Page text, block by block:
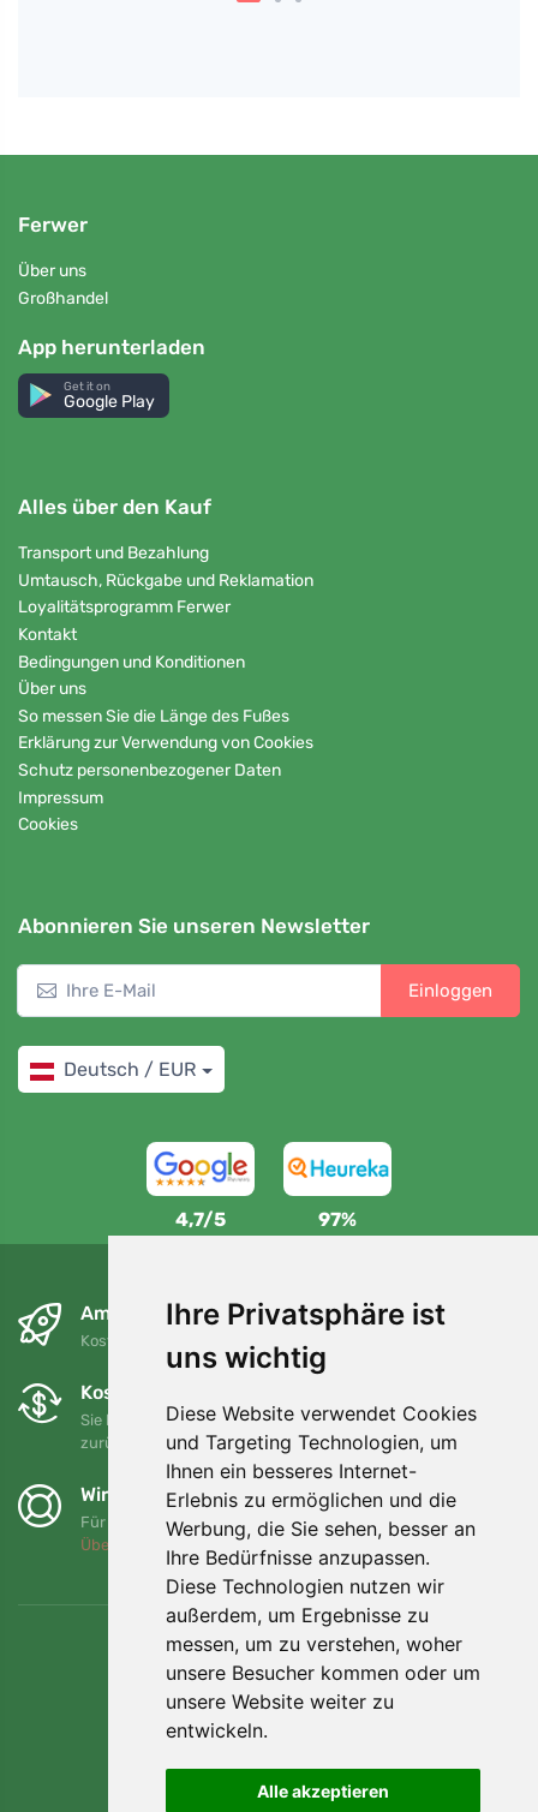
Ihre Privatsphäre ist
uns wichtig
Diese Website verwendet Cookies
und Targeting Technologien, um
Ihnen ein besseres Internet-
Erlebnis zu ermöglichen und die
Werbung, die Sie sehen, besser an
Ihre Bedürfnisse anzupassen.
Diese Technologien nutzen wir
außerdem, um Ergebnisse zu
messen, um zu verstehen, woher
unsere Besucher kommen oder um
unsere Website weiter zu
entwickeln.
Alle akzeptieren
Ferwer
Über uns
Großhandel
App herunterladen
Get it on
Google Play
Alles über den Kauf
Transport und Bezahlung
Umtausch, Rückgabe und Reklamation
Loyalitätsprogramm Ferwer
Kontakt
Bedingungen und Konditionen
Über uns
So messen Sie die Länge des Fußes
Erklärung zur Verwendung von Cookies
Schutz personenbezogener Daten
Impressum
Cookies
Abonnieren Sie unseren Newsletter
Einloggen
Deutsch / EUR
4,7/5 97%
Am nächsten Tag und kostenlos
Kostenloser Versand für Bestellungen über 80 EUR
Kostenloser Umtausch und Rückgabe
Sie können Ihre Bestellung jederzeit innerhalb von 90 Tagen
zurückgeben oder umtauschen.
Wir unterstützen Trees.org
Für jede Bestellung pflanzen wir einen Baum! Mehr lesen
Über uns